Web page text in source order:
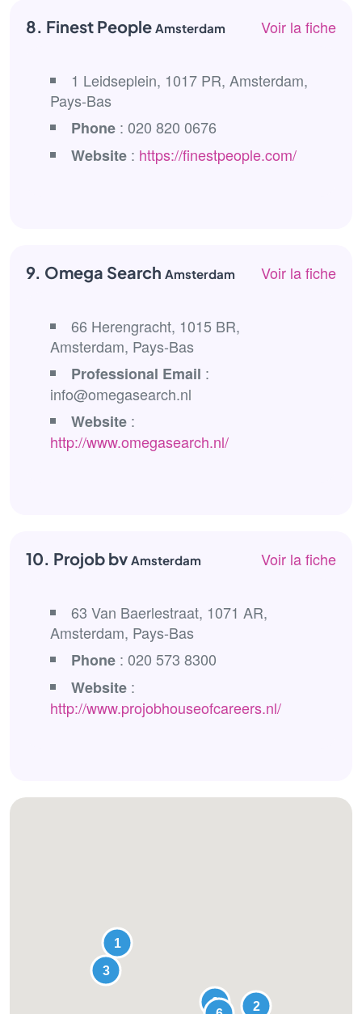
Voir la fiche
8. Finest People Amsterdam
1 Leidseplein, 1017 PR, Amsterdam,
Pays-Bas
Phone : 020 820 0676
Website : https://finestpeople.com/
Voir la fiche
9. Omega Search Amsterdam
66 Herengracht, 1015 BR,
Amsterdam, Pays-Bas
Professional Email :
info@omegasearch.nl
Website :
http://www.omegasearch.nl/
Voir la fiche
10. Projob bv Amsterdam
63 Van Baerlestraat, 1071 AR,
Amsterdam, Pays-Bas
Phone : 020 573 8300
Website :
http://www.projobhouseofcareers.nl/